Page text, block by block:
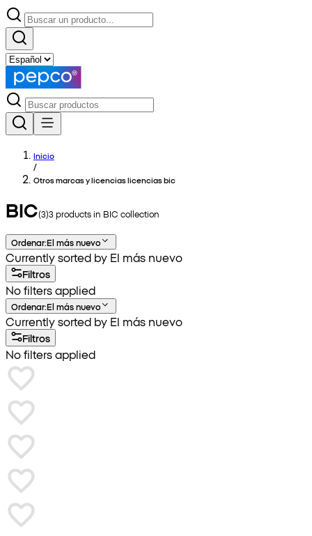
Inicio
/
Otros marcas y licencias licencias bic
BIC(3)3 products in BIC collection
Ordenar:El más nuevo
Currently sorted by El más nuevo
Filtros
No filters applied
Ordenar:El más nuevo
Currently sorted by El más nuevo
Filtros
No filters applied